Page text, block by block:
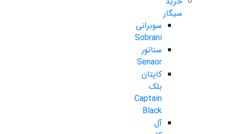
سیگار
سوبرانی
Sobrani
سناتور
Senaor
کاپتان
بلک
Captain
Black
آل